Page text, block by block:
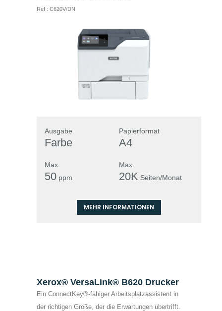
Ref : C620V/DN
Ausgabe
Farbe
Papierformat
A4
Max.
50 ppm
Max.
20K Seiten/Monat
MEHR INFORMATIONEN
Xerox® VersaLink® B620 Drucker
Ein ConnectKey®-fähiger Arbeitsplatzassistent in
der richtigen Größe, der die Erwartungen übertrifft.